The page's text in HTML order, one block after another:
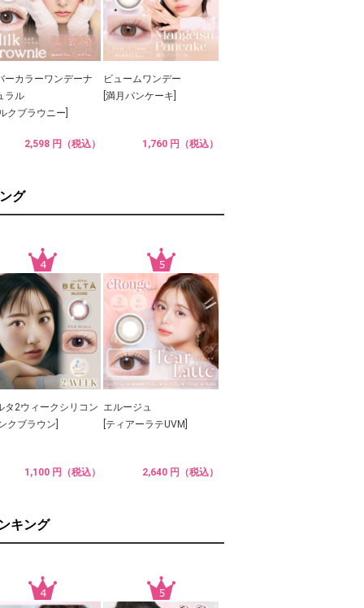
ーカラーワンデーナ
ラル
クブラウニー]
2,598 円（税込）
ビュームワンデー
[満月パンケーキ]
1,760 円（税込）
グ
タ2ウィークシリコン
クブラウン]
1,100 円（税込）
エルージュ
[ティアーラテUVM]
2,640 円（税込）
キング